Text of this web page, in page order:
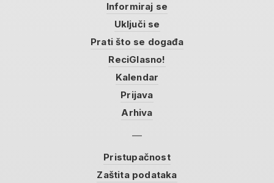
Informiraj se
Uključi se
Prati što se događa
ReciGlasno!
Kalendar
Prijava
Arhiva
Pristupačnost
Zaštita podataka